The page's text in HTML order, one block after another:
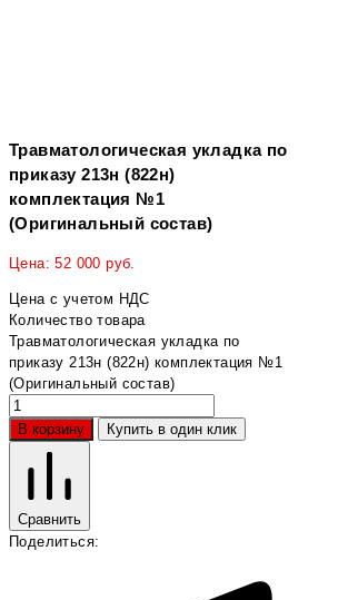
Травматологическая укладка по
приказу 213н (822н)
комплектация №1
(Оригинальный состав)
Цена:52 000 руб.
Цена с учетом НДС
Количество товара
Травматологическая укладка по
приказу 213н (822н) комплектация №1
(Оригинальный состав)
В корзину Купить в один клик
Сравнить
Поделиться: